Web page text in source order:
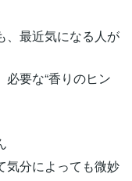
、最近気になる人が
要な“香りのヒン
気分によっても微妙